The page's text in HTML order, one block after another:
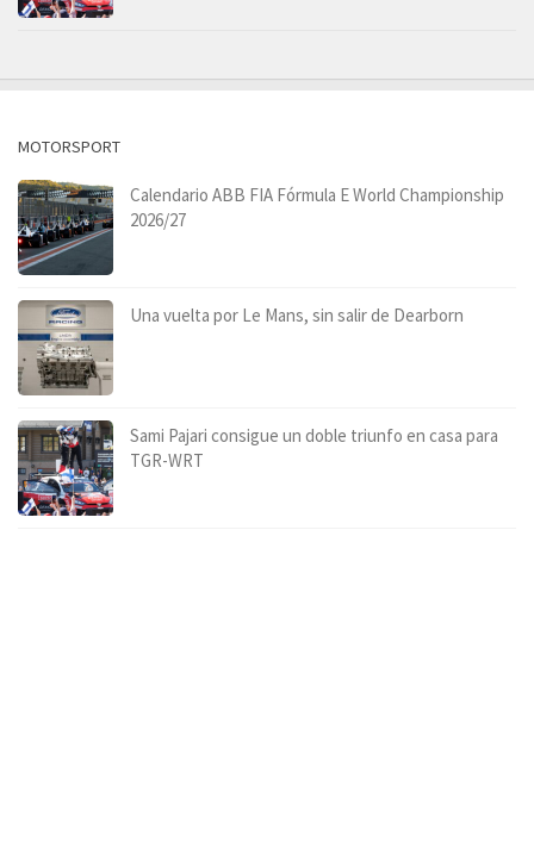
MOTORSPORT
Calendario ABB FIA Fórmula E World Championship
2026/27
Una vuelta por Le Mans, sin salir de Dearborn
Sami Pajari consigue un doble triunfo en casa para
TGR-WRT